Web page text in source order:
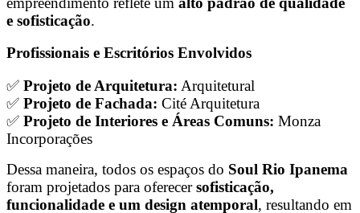
e sofisticação.
Profissionais e Escritórios Envolvidos
✅ Projeto de Arquitetura: Arquitetural
✅ Projeto de Fachada: Cité Arquitetura
✅ Projeto de Interiores e Áreas Comuns: Monza
Incorporações
Dessa maneira, todos os espaços do Soul Rio Ipanema
foram projetados para oferecersofisticação,
funcionalidade e um design atemporal, resultando em